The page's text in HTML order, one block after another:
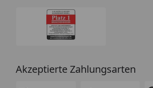
Akzeptierte Zahlungsarten